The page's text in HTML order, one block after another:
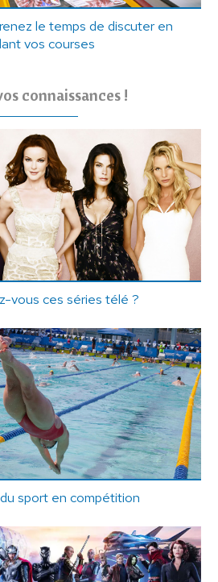
le temps de discuter en
vos courses
connaissances !
vous ces séries télé ?
sport en compétition